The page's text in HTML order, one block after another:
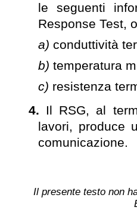
le seguenti
Response Test,
a) conduttività
b) temperatura
c) resistenza
4. Il RSG, al
lavori, produce
comunicazione.
Il presente testo non